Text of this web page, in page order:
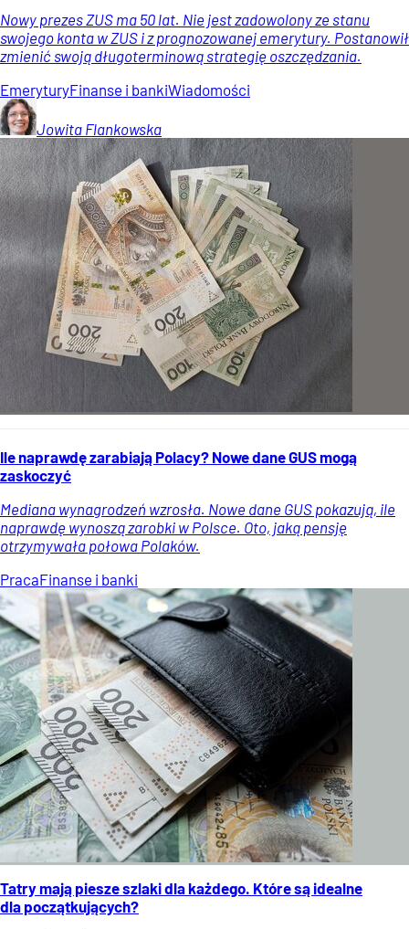
Nowy prezes ZUS ma 50 lat. Nie jest zadowolony ze stanu
swojego konta w ZUS i z prognozowanej emerytury. Postanowił
zmienić swoją długoterminową strategię oszczędzania.
EmeryturyFinanse i bankiWiadomości
Jowita Flankowska
Ile naprawdę zarabiają Polacy? Nowe dane GUS mogą
zaskoczyć
Mediana wynagrodzeń wzrosła. Nowe dane GUS pokazują, ile
naprawdę wynoszą zarobki w Polsce. Oto, jaką pensję
otrzymywała połowa Polaków.
PracaFinanse i banki
Tatry mają piesze szlaki dla każdego. Które są idealne
dla początkujących?